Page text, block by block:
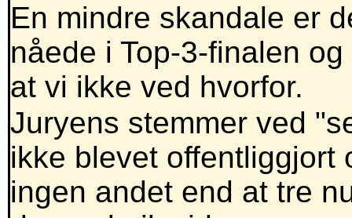
En mindre skandale er
nåede i Top-3-finalen
at vi ikke ved hvorfor.
Juryens stemmer ved
ikke blevet offentliggjort
ingen andet end at tre